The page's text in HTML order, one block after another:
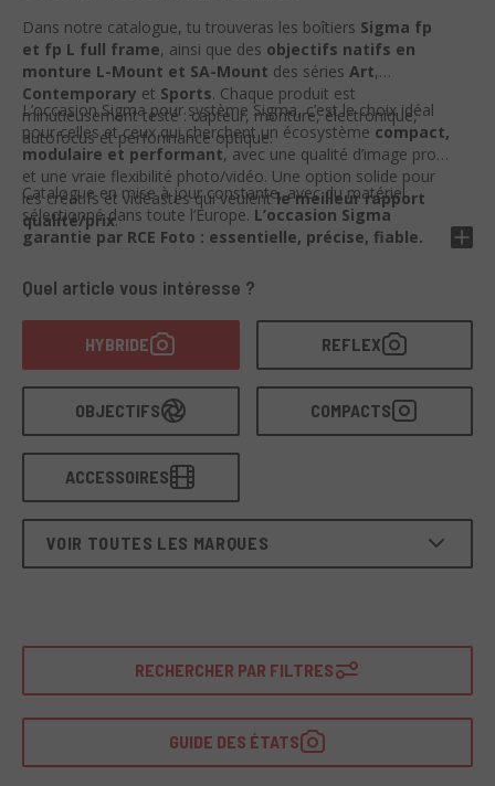
Dans notre catalogue, tu trouveras les boîtiers Sigma fp
et fp L full frame, ainsi que des objectifs natifs en
monture L-Mount et SA-Mount des séries Art,
Contemporary et Sports. Chaque produit est
minutieusement testé : capteur, monture, électronique,
autofocus et performance optique.
L’occasion Sigma pour système Sigma, c’est le choix idéal
pour celles et ceux qui cherchent un écosystème compact,
modulaire et performant, avec une qualité d’image pro
et une vraie flexibilité photo/vidéo. Une option solide pour
les créatifs et vidéastes qui veulentle meilleur rapport
qualité/prix.
Catalogue en mise à jour constante, avec du matériel
sélectionné dans toute l’Europe. L’occasion Sigma
garantie par RCE Foto : essentielle, précise, fiable.
Quel article vous intéresse ?
HYBRIDE REFLEX
OBJECTIFS COMPACTS
ACCESSOIRES
VOIR TOUTES LES MARQUES
RECHERCHER PAR FILTRES
GUIDE DES ÉTATS